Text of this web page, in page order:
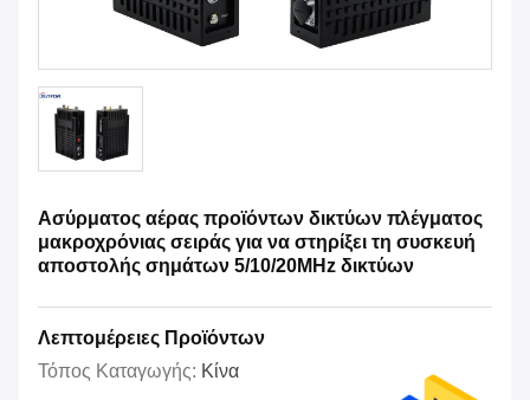
Ασύρματος αέρας προϊόντων δικτύων πλέγματος
μακροχρόνιας σειράς για να στηρίξει τη συσκευή
αποστολής σημάτων 5/10/20MHz δικτύων
Λεπτομέρειες Προϊόντων
Τόπος Καταγωγής: Κίνα